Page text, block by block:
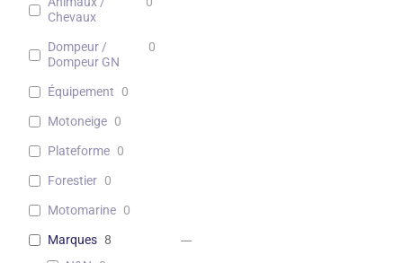
Chevaux
Dompeur /
Dompeur GN
0
Équipement 0
Motoneige 0
Plateforme 0
Forestier 0
Motomarine 0
Marques 8